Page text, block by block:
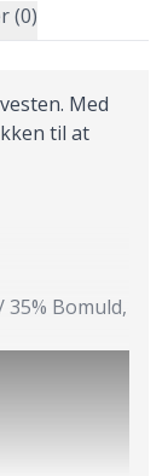
(0)
Med
til at
Bomuld,